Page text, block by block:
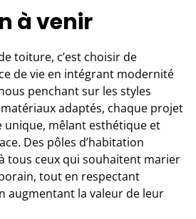
à venir
toiture, c’est choisir de
de vie en intégrant modernité
penchant sur les styles
adaptés, chaque projet
unique, mêlant esthétique et
Des pôles d’habitation
tous ceux qui souhaitent marier
tout en respectant
augmentant la valeur de leur